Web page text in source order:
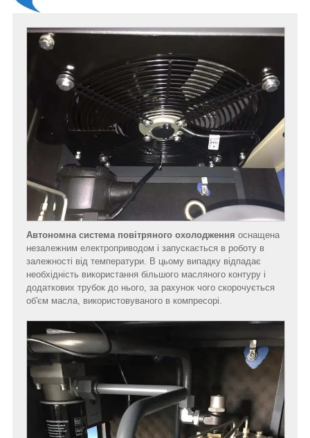
Автономна система повітряного охолодження оснащена
незалежним електроприводом і запускається в роботу в
залежності від температури. В цьому випадку відпадає
необхідність використання більшого масляного контуру і
додаткових трубок до нього, за рахунок чого скорочується
об'єм масла, використовуваного в компресорі.